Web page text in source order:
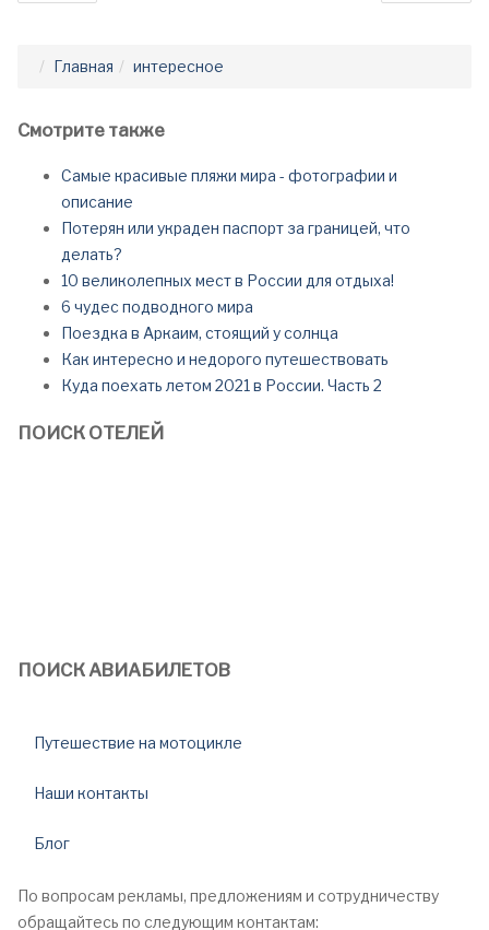
Главная интересное
Смотрите также
Самые красивые пляжи мира - фотографии и
описание
Потерян или украден паспорт за границей, что
делать?
10 великолепных мест в России для отдыха!
6 чудес подводного мира
Поездка в Аркаим, стоящий у солнца
Как интересно и недорого путешествовать
Куда поехать летом 2021 в России. Часть 2
ПОИСК ОТЕЛЕЙ
ПОИСК АВИАБИЛЕТОВ
Путешествие на мотоцикле
Наши контакты
Блог
По вопросам рекламы, предложениям и сотрудничеству
обращайтесь по следующим контактам: